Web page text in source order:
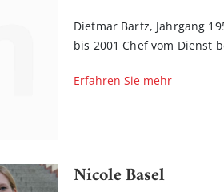
Dietmar Bartz, Jahrgang
bis 2001 Chef vom Dienst
Erfahren Sie mehr
Nicole Basel